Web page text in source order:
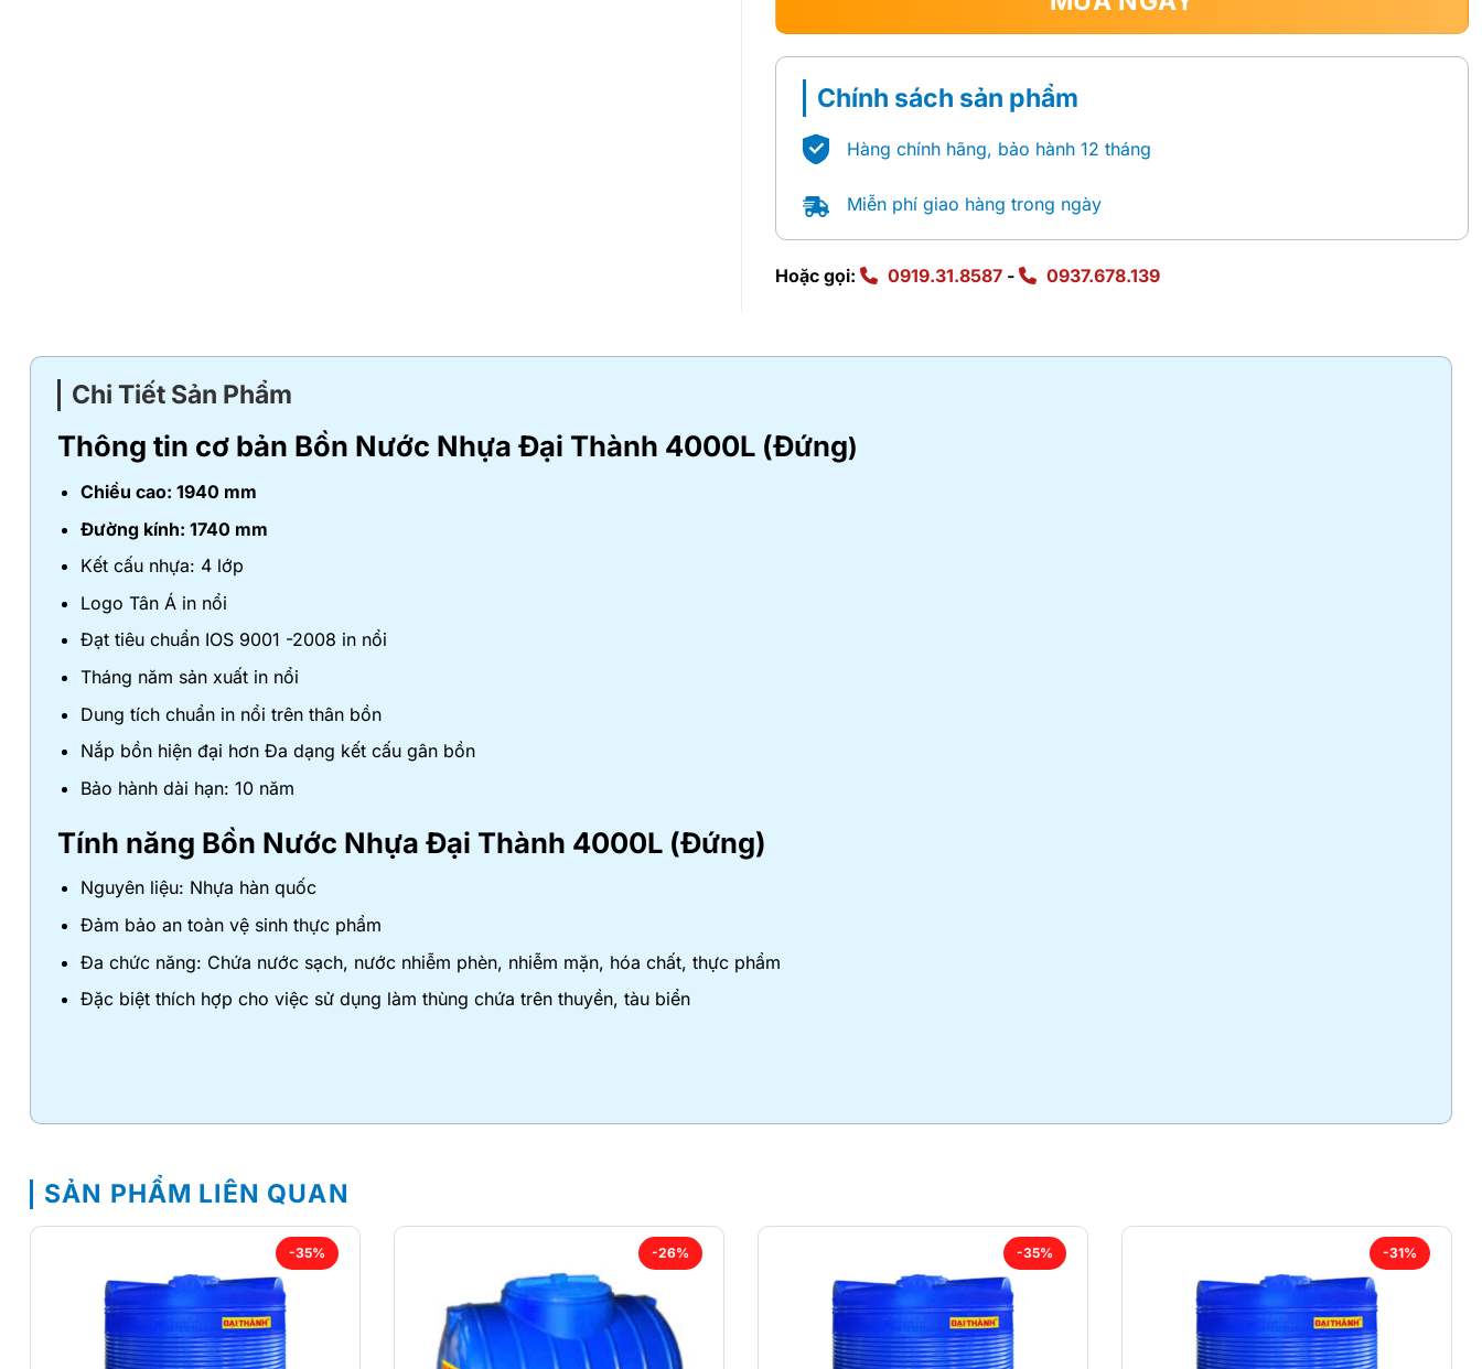
Chính sách sản phẩm
Hàng chính hãng, bảo hành 12 tháng
Miễn phí giao hàng trong ngày
Hoặc gọi: 0919.31.8587 - 0937.678.139
Chi Tiết Sản Phẩm
Thông tin cơ bản Bồn Nước Nhựa Đại Thành 4000L (Đứng)
Chiều cao: 1940 mm
Đường kính: 1740 mm
Kết cấu nhựa: 4 lớp
Logo Tân Á in nổi
Đạt tiêu chuẩn IOS 9001 -2008 in nổi
Tháng năm sản xuất in nổi
Dung tích chuẩn in nổi trên thân bồn
Nắp bồn hiện đại hơn Đa dạng kết cấu gân bồn
Bảo hành dài hạn: 10 năm
Tính năng Bồn Nước Nhựa Đại Thành 4000L (Đứng)
Nguyên liệu: Nhựa hàn quốc
Đảm bảo an toàn vệ sinh thực phẩm
Đa chức năng: Chứa nước sạch, nước nhiễm phèn, nhiễm mặn, hóa chất, thực phẩm
Đặc biệt thích hợp cho việc sử dụng làm thùng chứa trên thuyền, tàu biển
SẢN PHẨM LIÊN QUAN
-35% -26% -35% -31%